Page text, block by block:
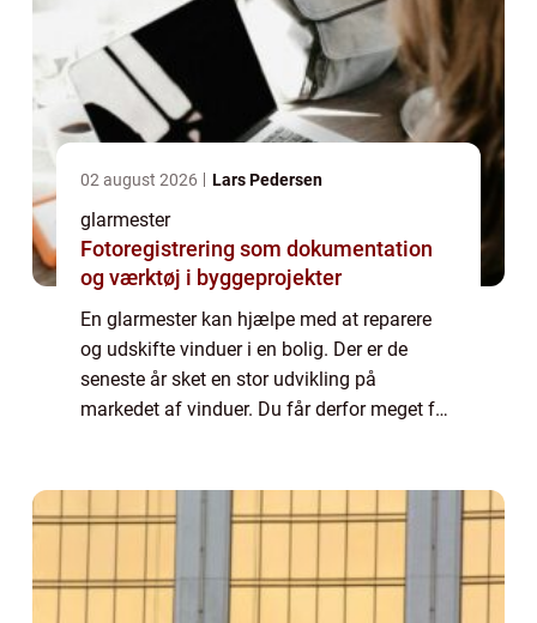
02 august 2026 Lars Pedersen
glarmester
Fotoregistrering som dokumentation
og værktøj i byggeprojekter
En glarmester kan hjælpe med at reparere
og udskifte vinduer i en bolig. Der er de
seneste år sket en stor udvikling på
markedet af vinduer. Du får derfor meget for